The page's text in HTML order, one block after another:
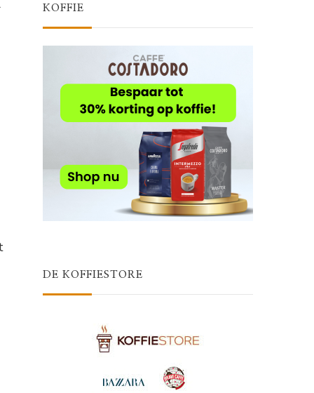
KOFFIE
DE KOFFIESTORE